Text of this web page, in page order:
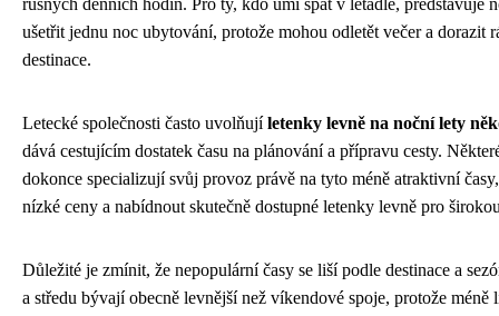
ušetřit jednu noc ubytování, protože mohou odletět večer a dorazit
destinace.
Letecké společnosti často uvolňujíletenky levně na noční lety
dává cestujícím dostatek času na plánování a přípravu cesty.
dokonce specializují svůj provoz právě na tyto méně atraktivní
nízké ceny a nabídnout skutečně dostupné letenky levně pro
Důležité je zmínit, že nepopulární časy se liší podle destinace a
a středu bývají obecně levnější než víkendové spoje, protože méně